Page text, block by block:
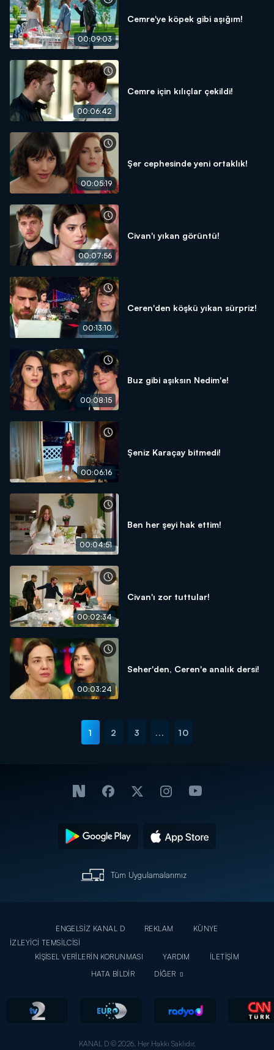
00:09:03
Cemre'ye köpek gibi aşığım!
00:06:42
Cemre için kılıçlar çekildi!
00:05:19
Şer cephesinde yeni ortaklık!
00:07:56
Civan'ı yıkan görüntü!
00:13:10
Ceren'den köşkü yıkan sürpriz!
00:08:15
Buz gibi aşıksın Nedim'e!
00:06:16
Şeniz Karaçay bitmedi!
00:04:51
Ben her şeyi hak ettim!
00:02:34
Civan'ı zor tuttular!
00:03:24
Seher'den, Ceren'e analık dersi!
1 2 3 ... 10
Tüm Uygulamalarımız
ENGELSİZ KANAL D REKLAM
KÜNYE
İZLEYİCİ TEMSİLCİSİ
KİŞİSEL VERİLERİN KORUNMASI
YARDIM
İLETİŞİM
HATA BİLDİR
DİĞER
KANAL D © 2026. Her Hakkı Saklıdır.